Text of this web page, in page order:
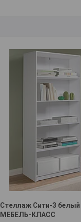
Стеллаж Сити-3 белый
МЕБЕЛЬ-КЛАСС